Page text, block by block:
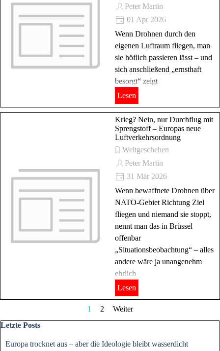
Peter Martin
01 Apr 2026
Wenn Drohnen durch den
eigenen Luftraum fliegen, man
sie höflich passieren lässt – und
sich anschließend „ernsthaft
besorgt“ zeigt
Lesen
Krieg? Nein, nur Durchflug mit
Sprengstoff – Europas neue
Luftverkehrsordnung
Weltgeschehen
Peter Martin
31 Mär 2026
Wenn bewaffnete Drohnen über
NATO-Gebiet Richtung Ziel
fliegen und niemand sie stoppt,
nennt man das in Brüssel
offenbar
„Situationsbeobachtung“ – alles
andere wäre ja unangenehm
ehrlich
Lesen
Aktuelle Seite:
1 Gehen Sie zu Seite:
2
Weiter
Block überspringen Letzte Posts
Letzte Posts
Europa trocknet aus – aber die Ideologie bleibt wasserdicht